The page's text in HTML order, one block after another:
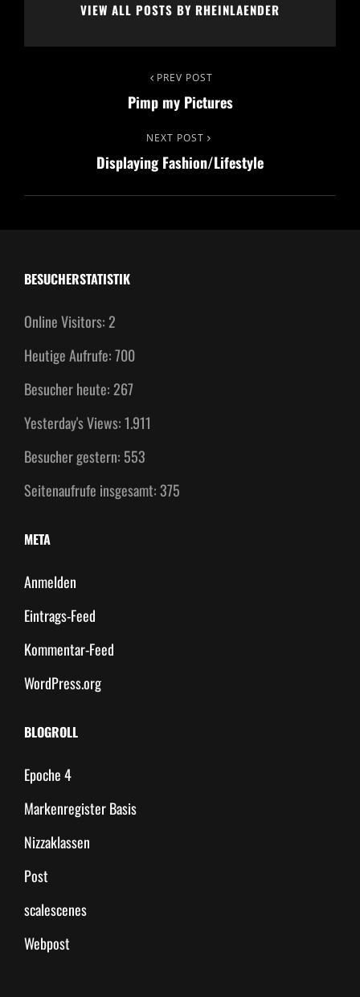
VIEW ALL POSTS BY RHEINLAENDER
Beitragsnavigation
PREV POST
Pimp my Pictures
NEXT POST
Displaying Fashion/Lifestyle
BESUCHERSTATISTIK
Online Visitors:2
Heutige Aufrufe:700
Besucher heute:267
Yesterday's Views:1.911
Besucher gestern: 553
Seitenaufrufe insgesamt:375
META
Anmelden
Eintrags-Feed
Kommentar-Feed
WordPress.org
BLOGROLL
Epoche 4
Markenregister Basis
Nizzaklassen
Post
scalescenes
Webpost